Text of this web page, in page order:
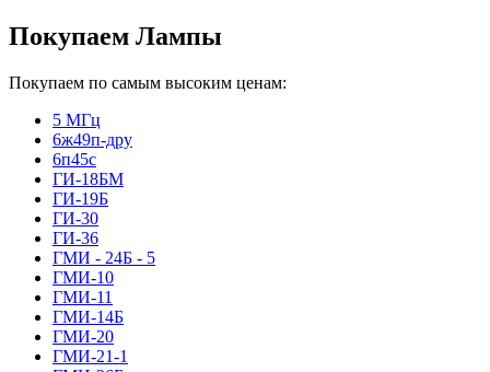
Покупаем Лампы
Покупаем по самым высоким ценам:
5 МГц
6ж49п-дру
6п45с
ГИ-18БМ
ГИ-19Б
ГИ-30
ГИ-36
ГМИ - 24Б - 5
ГМИ-10
ГМИ-11
ГМИ-14Б
ГМИ-20
ГМИ-21-1